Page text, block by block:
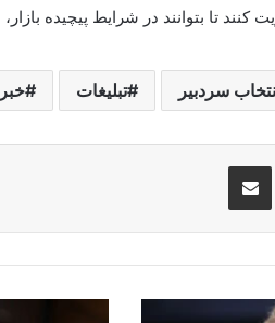
تا بتوانند در شرایط پیچیده بازار،
سردبیر تبلیغات
اشتراک گذاری از طریق ایمیل